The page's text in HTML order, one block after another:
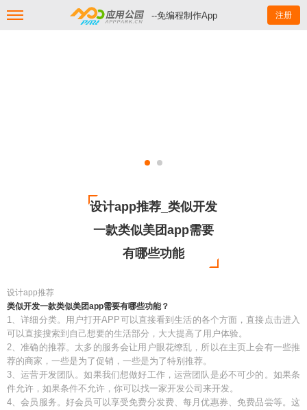
--免编程制作App 注册
设计app推荐_类似开发
一款类似美团app需要
有哪些功能
设计app推荐
类似开发一款类似美团app需要有哪些功能？
1、详细分类。用户打开APP可以直接看到生活的各个方面，直接点击进入
可以直接搜索到自己想要的生活部分，大大提高了用户体验。
2、准确的推荐。太多的服务会让用户眼花缭乱，所以在主页上会有一些推
荐的商家，一些是为了促销，一些是为了特别推荐。
3、运营开发团队。如果我们想做好工作，运营团队是必不可少的。如果条
件允许，如果条件不允许，你可以找一家开发公司来开发。
4、会员服务。好会员可以享受免费分发费、每月优惠券、免费品尝等。这